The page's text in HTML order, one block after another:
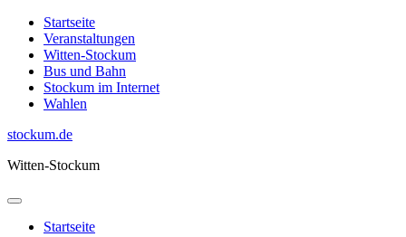
Startseite
Veranstaltungen
Witten-Stockum
Bus und Bahn
Stockum im Internet
Wahlen
stockum.de
Witten-Stockum
Startseite